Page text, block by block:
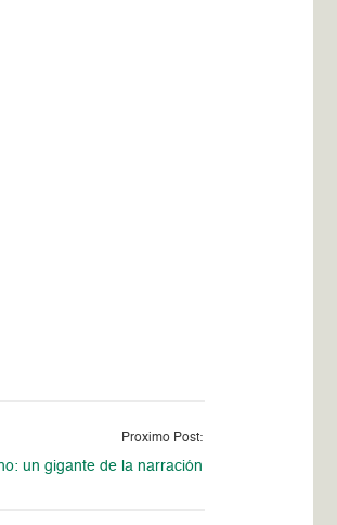
Proximo Post:
un gigante de la narración